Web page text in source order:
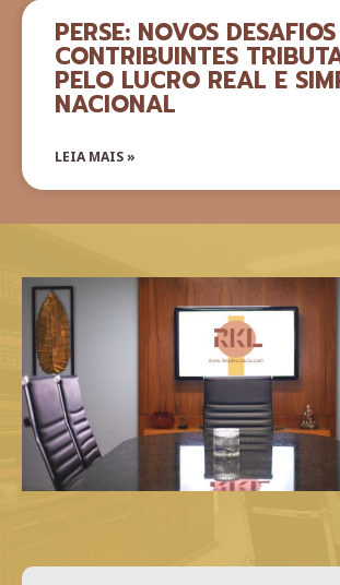
PERSE: NOVOS
CONTRIBUINTES
PELO LUCRO REAL E
NACIONAL
LEIA MAIS »